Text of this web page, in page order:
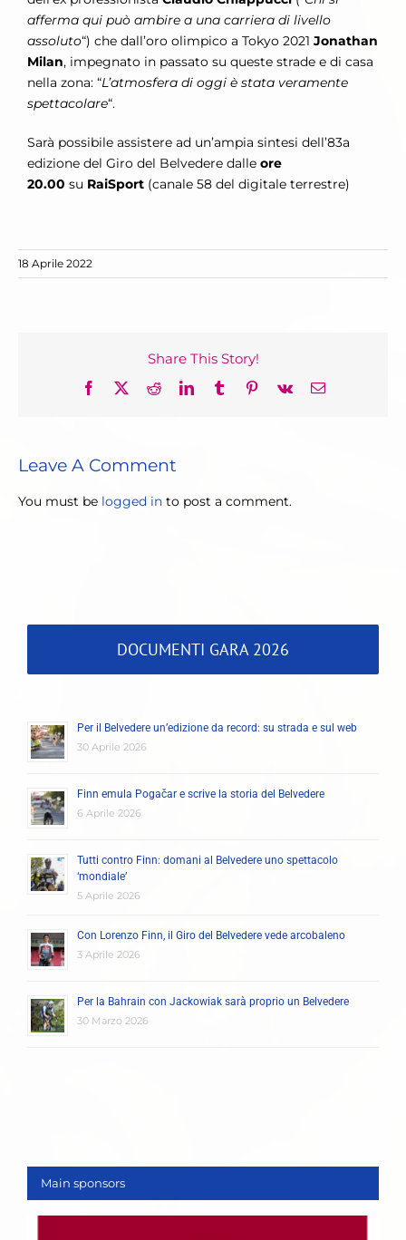
afferma qui può ambire a una carriera di livello
assoluto“) che dall’oro olimpico a Tokyo 2021 Jonathan
Milan, impegnato in passato su queste strade e di casa
nella zona: “L’atmosfera di oggi è stata veramente
spettacolare“.
Sarà possibile assistere ad un’ampia sintesi dell’83a
edizione del Giro del Belvedere dalle ore
20.00 su RaiSport (canale 58 del digitale terrestre)
18 Aprile 2022
Share This Story!
Facebook
X RedditLinkedInTumblrPinterest
Vk Email
Leave A Comment
You must be logged in to post a comment.
DOCUMENTI GARA 2026
Per il Belvedere un’edizione da record: su strada e sul web
30 Aprile 2026
Finn emula Pogačar e scrive la storia del Belvedere
6 Aprile 2026
Tutti contro Finn: domani al Belvedere uno spettacolo
‘mondiale’
5 Aprile 2026
Con Lorenzo Finn, il Giro del Belvedere vede arcobaleno
3 Aprile 2026
Per la Bahrain con Jackowiak sarà proprio un Belvedere
30 Marzo 2026
Main sponsors